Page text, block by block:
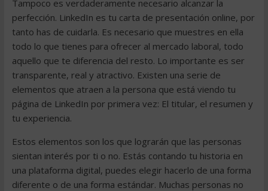
Tampoco es verdaderamente necesario alcanzar la
perfección. LinkedIn es tu carta de presentación online, por
tanto has de cuidarla. Es necesario que muestres en ella
todo lo que tienes para ofrecer al mercado laboral, todo
aquello que te diferencia del resto. Lo importante es ser
transparente, real y atractivo. Existen una serie de
elementos que atraen a la persona que está viendo tu
página de LinkedIn por primera vez: El titular, el resumen y
tu experiencia.
Estos elementos son los que lograrán que las personas
sientan interés por ti o no. Estás contando tu historia en
una plataforma digital, puedes elegir hacerlo de una forma
diferente o de una forma estándar. Muchas personas no